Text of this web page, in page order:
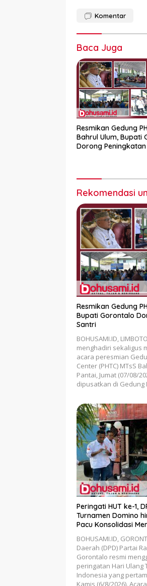
Komentar
Baca Juga
Resmikan Gedung
Bahrul Ulum, Bupati
Dorong
Rekomendasi
Resmikan Gedung
Bupati Gorontalo
Santri
BOHUSAMI.ID,
menghadiri sekaligus
acara peresmian
Center (PHTC) MTsS
Pantai, Jumat (07/08/
dipusatkan di Gedung
Peringati HUT ke-1,
Turnamen Domino
Pacu Konsolidasi
BOHUSAMI.ID,
Daerah (DPD) Partai
Gorontalo resmi
peringatan Hari Ulang
Indonesia yang